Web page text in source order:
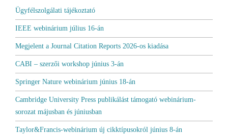
Ügyfélszolgálati tájékoztató
IEEE webinárium július 16-án
Megjelent a Journal Citation Reports 2026-os kiadása
CABI – szerzői workshop június 3-án
Springer Nature webinárium június 18-án
Cambridge University Press publikálást támogató webinárium-
sorozat májusban és júniusban
Taylor&Francis-webinárium új cikktípusokról június 8-án